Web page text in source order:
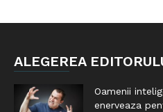
ALEGEREA
Oamenii
enerveaza